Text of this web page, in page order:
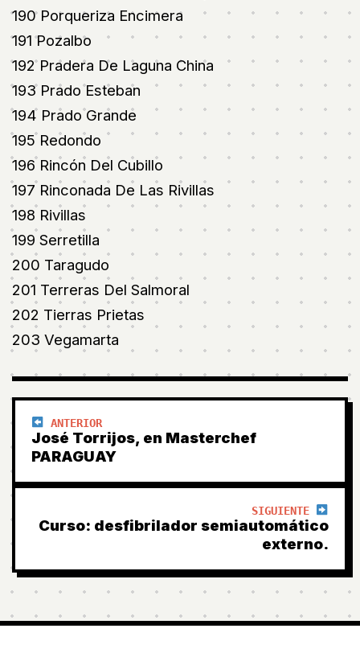
190 Porqueriza Encimera
191 Pozalbo
192 Pradera De Laguna China
193 Prado Esteban
194 Prado Grande
195 Redondo
196 Rincón Del Cubillo
197 Rinconada De Las Rivillas
198 Rivillas
199 Serretilla
200 Taragudo
201 Terreras Del Salmoral
202 Tierras Prietas
203 Vegamarta
ANTERIOR
José Torrijos, en Masterchef
PARAGUAY
SIGUIENTE
Curso: desfibrilador semiautomático
externo.